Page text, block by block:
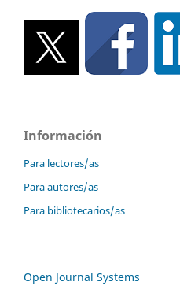
Información
Para lectores/as
Para autores/as
Para bibliotecarios/as
Open Journal Systems